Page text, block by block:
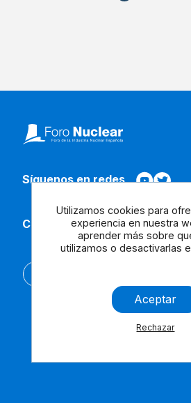
Síguenos en redes
Contacta con nosotros
Utilizamos cookies para
experiencia en nuestra
aprender más sobre
utilizamos o desactivarlas
Aceptar
Rechazar